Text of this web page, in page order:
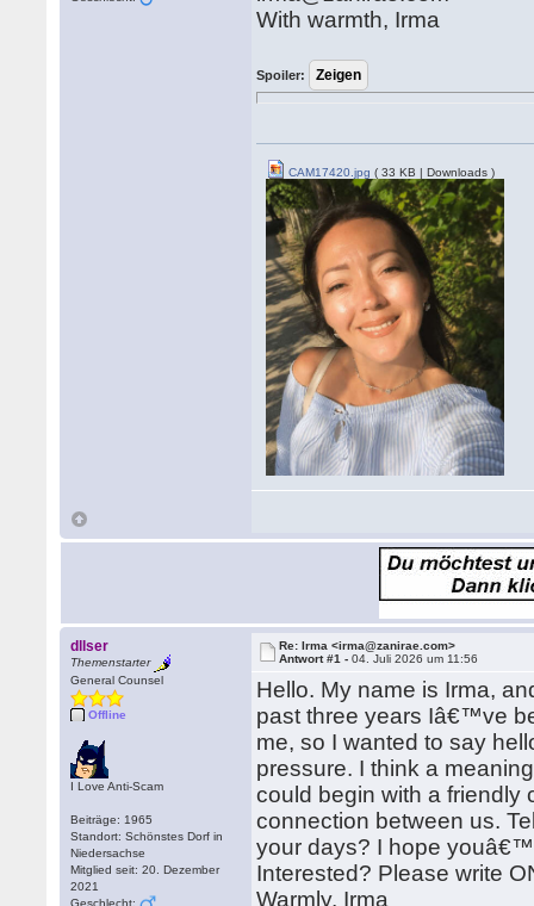
With warmth, Irma
Spoiler:
CAM17420.jpg ( 33 KB | Downloads )
dllser
Themenstarter
General Counsel
Offline
I Love Anti-Scam
Beiträge: 1965
Standort: Schönstes Dorf in
Niedersachse
Mitglied seit: 20. Dezember
2021
Geschlecht:
Re: Irma <irma@zanirae.com>
Antwort #1 -04. Juli 2026 um 11:56
Hello. My name is Irma,
past three years Iâ€™ve
me, so I wanted to say
pressure. I think a
could begin with a friendly
connection between us.
your days? I hope
Interested? Please write
Warmly, Irma